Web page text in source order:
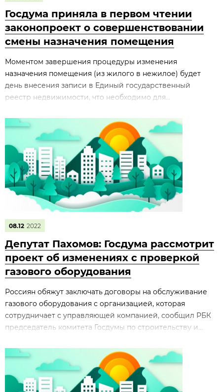
Госдума приняла в первом чтении
законопроект о совершенствовании
смены назначения помещения
Моментом завершения процедуры изменения
назначения помещения (из жилого в нежилое) будет
день внесения записи в Единый государственный
реестр недвижимости, что необходимо для...
08.12 2022
Депутат Пахомов: Госдума рассмотрит
проект об изменениях с проверкой
газового оборудования
Россиян обяжут заключать договоры на обслуживание
газового оборудования с организацией, которая
сотрудничает с управляющей компанией, сообщил РБК
председатель комитета Госдумы по строительству и...